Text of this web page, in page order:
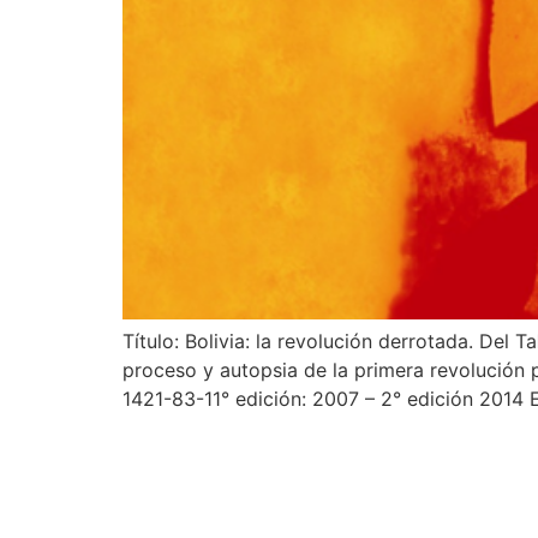
Título: Bolivia: la revolución derrotada. Del
proceso y autopsia de la primera revolución
1421-83-11° edición: 2007 – 2° edición